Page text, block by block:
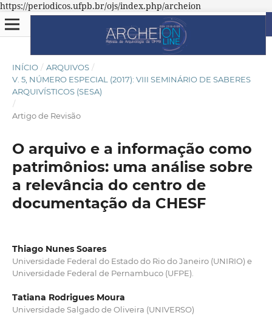
https://periodicos.ufpb.br/ojs/index.php/archeion
INÍCIO / ARQUIVOS /
V. 5, NÚMERO ESPECIAL (2017): VIII SEMINÁRIO DE SABERES
ARQUIVÍSTICOS (SESA)
/
Artigo de Revisão
O arquivo e a informação como
patrimônios: uma análise sobre
a relevância do centro de
documentação da CHESF
Thiago Nunes Soares
Universidade Federal do Estado do Rio do Janeiro (UNIRIO) e
Universidade Federal de Pernambuco (UFPE).
Tatiana Rodrigues Moura
Universidade Salgado de Oliveira (UNIVERSO)